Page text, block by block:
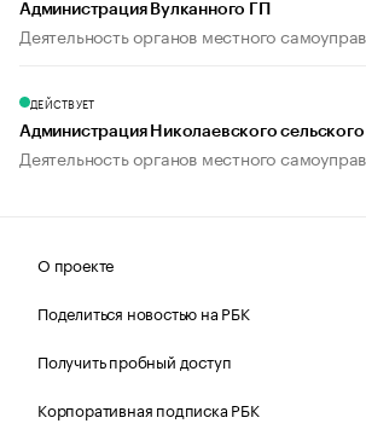
Администрация Вулканного ГП
Деятельность органов местного
ДЕЙСТВУЕТ
Администрация Николаевского
Деятельность органов местного
О проекте
Поделиться новостью на РБК
Получить пробный доступ
Корпоративная подписка РБК